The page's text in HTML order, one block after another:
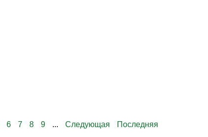
6 7 8 9 ... Следующая Последняя